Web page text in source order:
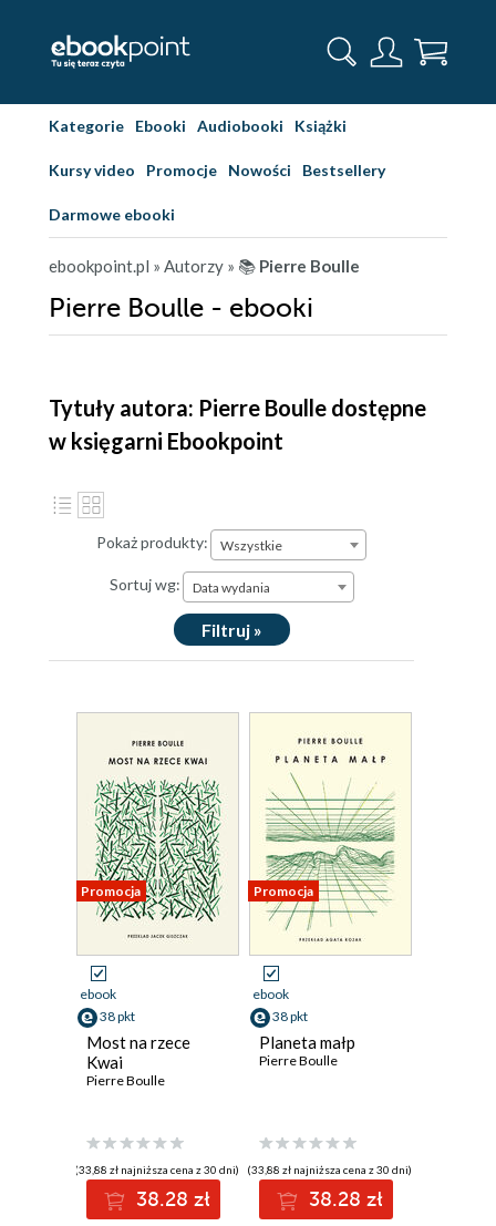
Kategorie Ebooki Audiobooki Książki
Kursy video Promocje Nowości Bestsellery
Darmowe ebooki
ebookpoint.pl » Autorzy » 📚 Pierre Boulle
Pierre Boulle - ebooki
Tytuły autora: Pierre Boulle dostępne
w księgarni Ebookpoint
Pokaż produkty: Wszystkie
Sortuj wg: Data wydania
Filtruj »
Promocja
ebook
38 pkt
Most na rzece
Kwai
Pierre Boulle
(33,88 zł najniższa cena z 30 dni)
38.28 zł
Promocja
ebook
38 pkt
Planeta małp
Pierre Boulle
(33,88 zł najniższa cena z 30 dni)
38.28 zł